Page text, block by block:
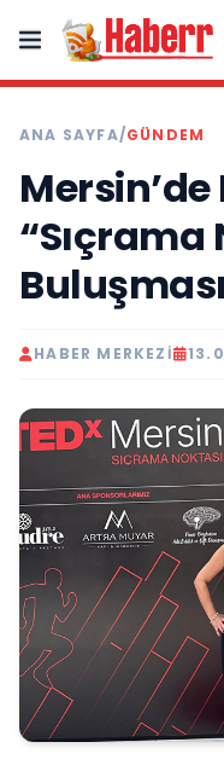
ANA SAYFA/GÜNDEM
“Sıçrama
Buluşması
HABER MERKEZI